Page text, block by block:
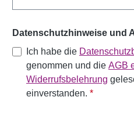
Datenschutzhinweise und
Ich habe die
genommen und die AGB
Widerrufsbelehrung
einverstanden. *